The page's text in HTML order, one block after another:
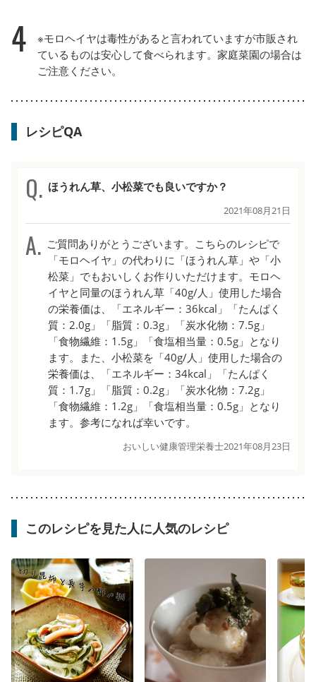
4
※モロヘイヤは毒性があると言われていますが市販され
ているものは安心して食べられます。家庭菜園の場合は
ご注意ください。
レシピQA
ほうれん草、小松菜でも良いですか？
2021年08月21日
ご質問ありがとうございます。こちらのレシピで
「モロヘイヤ」の代わりに「ほうれん草」や「小
松菜」でもおいしくお作りいただけます。モロヘ
イヤと同量のほうれん草「40g/人」使用した場合
の栄養価は、「エネルギー：36kcal」「たんぱく
質：2.0g」「脂質：0.3g」「炭水化物：7.5g」
「食物繊維：1.5g」「食塩相当量：0.5g」となり
ます。また、小松菜を「40g/人」使用した場合の
栄養価は、「エネルギー：34kcal」「たんぱく
質：1.7g」「脂質：0.2g」「炭水化物：7.2g」
「食物繊維：1.2g」「食塩相当量：0.5g」となり
ます。参考になれば幸いです。
おいしい健康管理栄養士2021年08月23日
このレシピを見た人に人気のレシピ